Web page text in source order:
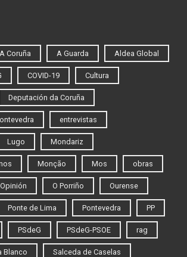
A Coruña A Guarda Aldea Global
COVID-19 Cultura
Deputación da Coruña
entrevistas
Lugo Mondariz
Monção Mos obras
Opinión O Porriño Ourense
Ponte de Lima Pontevedra PP
PSdeG PSdeG-PSOE rag
Blanco Salceda de Caselas